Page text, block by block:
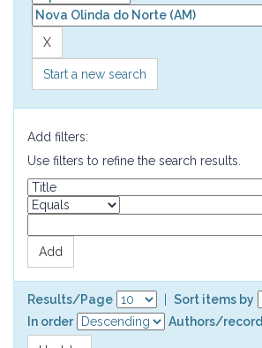
Start a new search
Add filters:
Use filters to refine the search results.
Results/Page
Sort items by
In order
Authors/record